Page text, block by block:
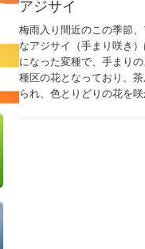
アジサイ
梅雨入り間近のこの季節
なアジサイ（手まり咲き
になった変種で、手まり
種区の花となっており、
られ、色とりどりの花を